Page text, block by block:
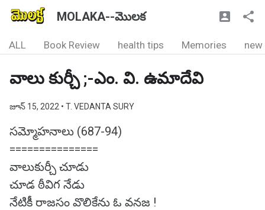
MOLAKA--మొలక
ALL Book Review health tips Memories new
వాలు కుర్చీ ;-ఎం. వి. ఉమాదేవి
జూన్ 15, 2022 • T. VEDANTA SURY
సమ్మోహనాలు (687-94)
===============
వాలుకుర్చీ చూడు
చూడ ఠీవిగ నేడు
నేటికీ రాజసం వొలికేను ఓ వనజ !